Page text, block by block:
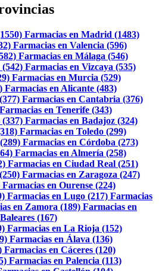
Farmacias en Madrid (1483)
Farmacias en Valencia (596)
Farmacias en Málaga (546)
Farmacias en Vizcaya (535)
Farmacias en Murcia (529)
Farmacias en Alicante (483)
Farmacias en Cantabria (376)
Farmacias en Tenerife (343)
Farmacias en Badajoz (324)
Farmacias en Toledo (299)
Farmacias en Córdoba (273)
Farmacias en Almería (258)
Farmacias en Ciudad Real (251)
Farmacias en Zaragoza (247)
Farmacias en Ourense (224)
Farmacias en Lugo (217) Farmacias
en Zamora (189) Farmacias en
(167)
Farmacias en La Rioja (152)
Farmacias en Álava (136)
Farmacias en Cáceres (120)
Farmacias en Palencia (113)